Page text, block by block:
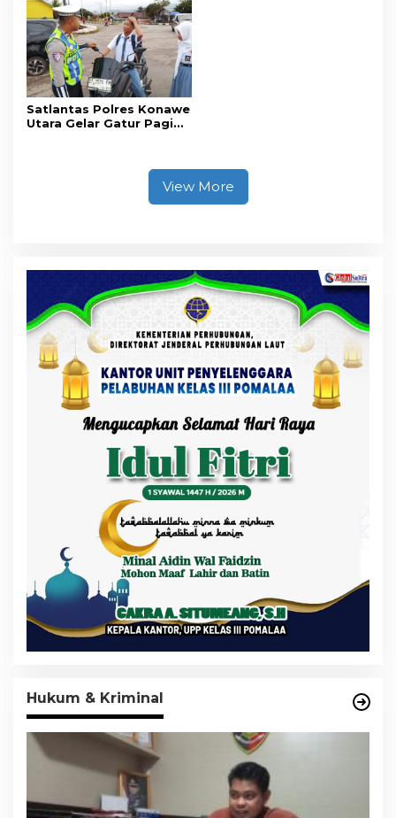
Kesadaran Personel
akan Pentingnya Hidup
Sehat
Satlantas Polres Konawe
Utara Gelar Gatur Pagi
Lantas dan Pelayanan
View More
Hukum & Kriminal